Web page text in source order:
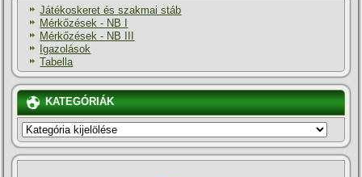
Játékoskeret és szakmai stáb
Mérkőzések - NB I
Mérkőzések - NB III
Igazolások
Tabella
KATEGÓRIÁK
KATEGÓRIÁK